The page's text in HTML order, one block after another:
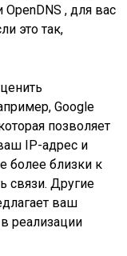
OpenDNS , для вас
это так,
Google
позволяет
IP-адрес и
более близки к
связи. Другие
ваш
реализации